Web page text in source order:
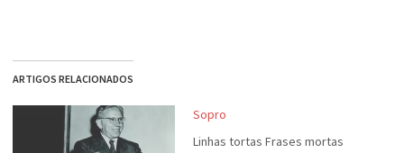
ARTIGOS RELACIONADOS
Sopro
Linhas tortas Frases mortas